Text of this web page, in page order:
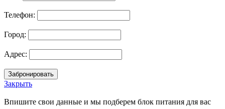
Телефон:
Город:
Адрес:
Закрыть
Впишите свои данные и мы подберем блок питания для вас